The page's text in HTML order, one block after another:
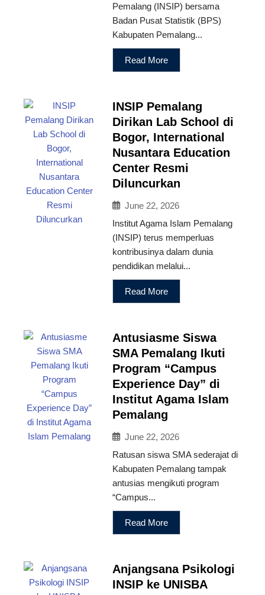
Pemalang (INSIP) bersama
Badan Pusat Statistik (BPS)
Kabupaten Pemalang...
Read More
INSIP Pemalang
Dirikan Lab School di
Bogor, International
Nusantara Education
Center Resmi
Diluncurkan
June 22, 2026
Institut Agama Islam Pemalang
(INSIP) terus memperluas
kontribusinya dalam dunia
pendidikan melalui...
Read More
Antusiasme Siswa
SMA Pemalang Ikuti
Program “Campus
Experience Day” di
Institut Agama Islam
Pemalang
June 22, 2026
Ratusan siswa SMA sederajat di
Kabupaten Pemalang tampak
antusias mengikuti program
“Campus...
Read More
Anjangsana Psikologi
INSIP ke UNISBA